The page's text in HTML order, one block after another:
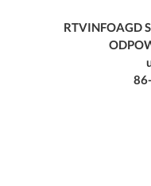
RTVINFOAGD